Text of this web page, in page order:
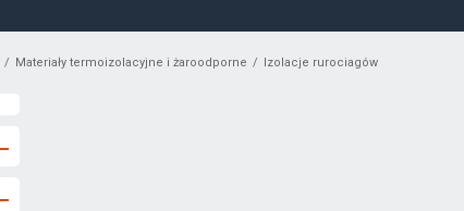
Materiały termoizolacyjne i żaroodporne Izolacje rurociagów